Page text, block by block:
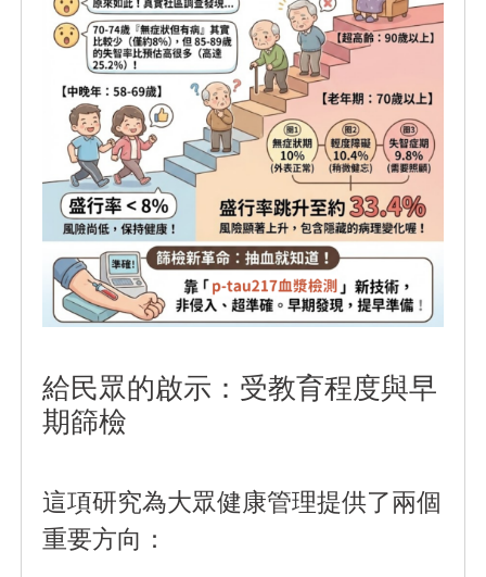
給民眾的啟示：受教育程度與早
期篩檢
這項研究為大眾健康管理提供了兩個
重要方向：